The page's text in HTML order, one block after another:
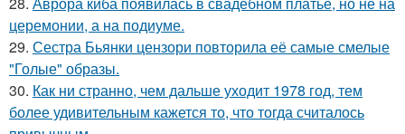
церемонии, а на подиуме.
29. Сестра Бьянки цензори повторила её самые смелые
"Голые" образы.
30. Как ни странно, чем дальше уходит 1978 год, тем
более удивительным кажется то, что тогда считалось